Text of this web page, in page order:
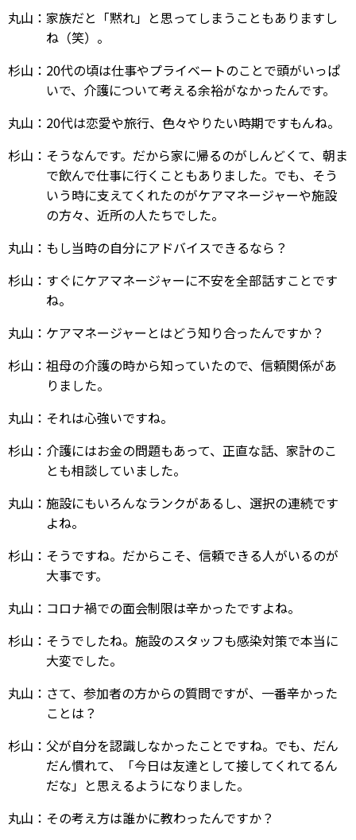
丸山：家族だと「黙れ」と思ってしまうこともありますし
ね（笑）。
杉山：20代の頃は仕事やプライベートのことで頭がいっぱ
いで、介護について考える余裕がなかったんです。
丸山：20代は恋愛や旅行、色々やりたい時期ですもんね。
杉山：そうなんです。だから家に帰るのがしんどくて、朝ま
で飲んで仕事に行くこともありました。でも、そう
いう時に支えてくれたのがケアマネージャーや施設
の方々、近所の人たちでした。
丸山：もし当時の自分にアドバイスできるなら？
杉山：すぐにケアマネージャーに不安を全部話すことです
ね。
丸山：ケアマネージャーとはどう知り合ったんですか？
杉山：祖母の介護の時から知っていたので、信頼関係があ
りました。
丸山：それは心強いですね。
杉山：介護にはお金の問題もあって、正直な話、家計のこ
とも相談していました。
丸山：施設にもいろんなランクがあるし、選択の連続です
よね。
杉山：そうですね。だからこそ、信頼できる人がいるのが
大事です。
丸山：コロナ禍での面会制限は辛かったですよね。
杉山：そうでしたね。施設のスタッフも感染対策で本当に
大変でした。
丸山：さて、参加者の方からの質問ですが、一番辛かった
ことは？
杉山：父が自分を認識しなかったことですね。でも、だん
だん慣れて、「今日は友達として接してくれてるん
だな」と思えるようになりました。
丸山：その考え方は誰かに教わったんですか？